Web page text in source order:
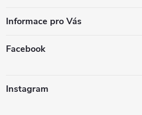
Informace pro Vás
Facebook
Instagram